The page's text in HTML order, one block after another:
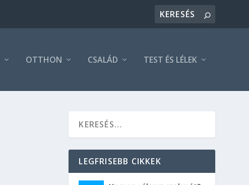
OTTHON CSALÁD TEST ÉS LÉLEK
LEGFRISEBB CIKKEK